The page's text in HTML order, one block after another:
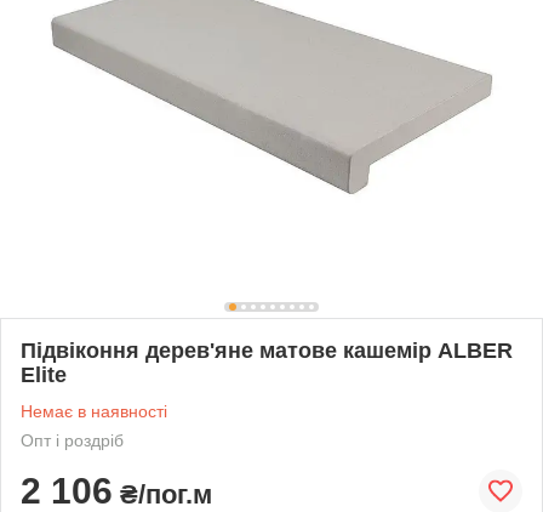
Підвіконня дерев'яне матове кашемір ALBER
Elite
Немає в наявності
Опт і роздріб
2 106 ₴/пог.м